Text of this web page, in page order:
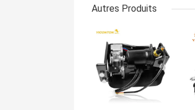
Autres Produits